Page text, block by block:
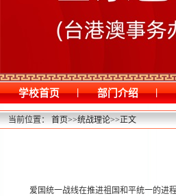
学校首页 | 部门介绍 |
当前位置：首页>>统战理论>>正文
爱国统一战线在推进祖国和平统一的进